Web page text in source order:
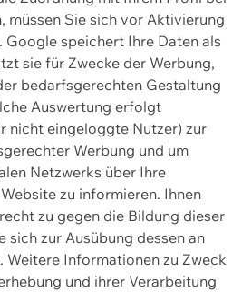
müssen Sie sich vor Aktivierung
Google speichert Ihre Daten als
sie für Zwecke der Werbung,
bedarfsgerechten Gestaltung
Auswertung erfolgt
nicht eingeloggte Nutzer) zur
Werbung und um
Netzwerks über Ihre
zu informieren. Ihnen
zu gegen die Bildung dieser
sich zur Ausübung dessen an
Weitere Informationen zu Zweck
und ihrer Verarbeitung